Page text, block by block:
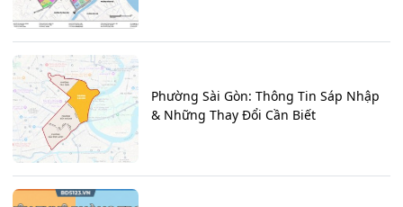
Phường Sài Gòn: Thông Tin Sáp Nhập
& Những Thay Đổi Cần Biết